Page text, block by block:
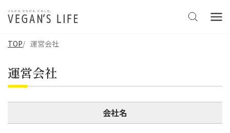
TOP 運営会社
運営会社
会社名